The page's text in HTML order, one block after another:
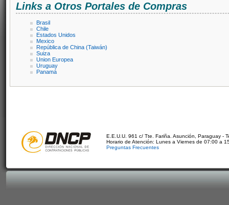
Links a Otros Portales de Compras
Brasil
Chile
Estados Unidos
Mexico
República de China (Taiwán)
Suiza
Union Europea
Uruguay
Panamá
E.E.U.U. 961 c/ Tte. Fariña. Asunción, Paraguay -
Horario de Atención: Lunes a Viernes de 07:00 a
Preguntas Frecuentes